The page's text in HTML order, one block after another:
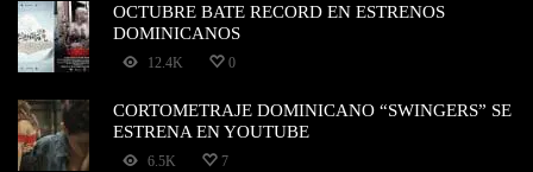
OCTUBRE BATE RECORD EN ESTRENOS
DOMINICANOS
12.4K 0
CORTOMETRAJE DOMINICANO “SWINGERS” SE
ESTRENA EN YOUTUBE
6.5K 7